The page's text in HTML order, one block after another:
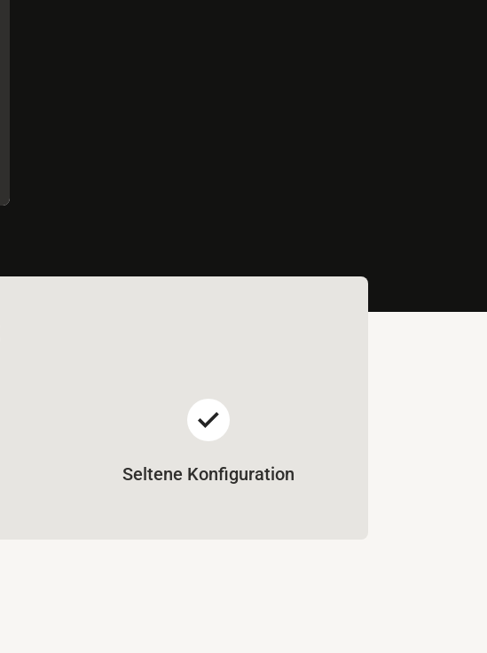
Seltene Konfiguration